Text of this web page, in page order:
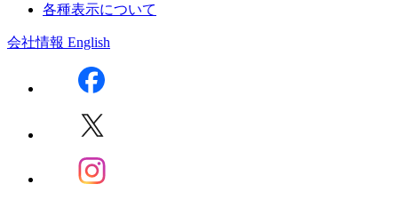
各種表示について
会社情報 English